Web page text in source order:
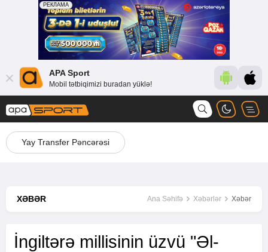
APA Sport
Mobil tətbiqimizi buradan yüklə!
Yay Transfer Pəncərəsi
XƏBƏR Ana Səhifə Xəbərlər Xəbər
İngiltərə millisinin üzvü "Əl-